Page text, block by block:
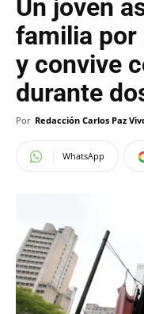
Un joven
familia por
y convive
durante
Por Redacción Carlos Paz
WhatsApp